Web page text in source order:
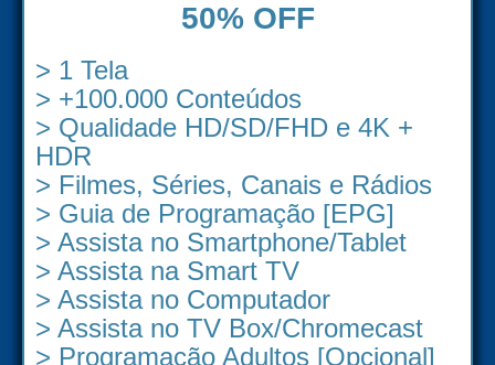
50% OFF
> 1 Tela
> +100.000 Conteúdos
> Qualidade HD/SD/FHD e 4K +
HDR
> Filmes, Séries, Canais e Rádios
> Guia de Programação [EPG]
> Assista no Smartphone/Tablet
> Assista na Smart TV
> Assista no Computador
> Assista no TV Box/Chromecast
> Programação Adultos [Opcional]